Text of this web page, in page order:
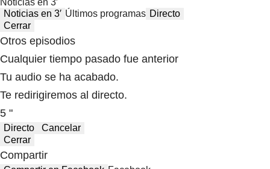
Noticias en 3′
Noticias en 3′ Últimos programas Directo
Cerrar
Otros episodios
Cualquier tiempo pasado fue anterior
Tu audio se ha acabado.
Te redirigiremos al directo.
5 "
Directo
Cancelar
Cerrar
Compartir